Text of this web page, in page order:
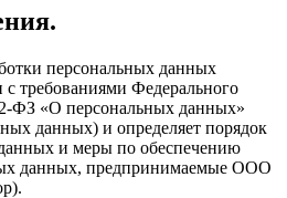
персональных данных
с требованиями Федерального
ФЗ «О персональных данных»
данных) и определяет порядок
и меры по обеспечению
данных, предпринимаемые ООО